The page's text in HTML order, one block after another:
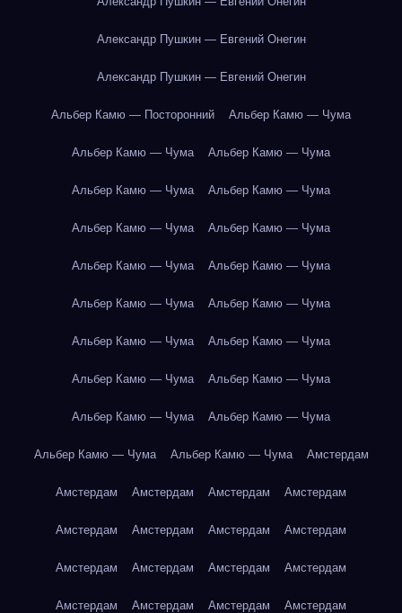
Александр Пушкин — Евгений Онегин
Александр Пушкин — Евгений Онегин
Альбер Камю — Посторонний Альбер Камю — Чума
Альбер Камю — Чума Альбер Камю — Чума
Альбер Камю — Чума Альбер Камю — Чума
Альбер Камю — Чума Альбер Камю — Чума
Альбер Камю — Чума Альбер Камю — Чума
Альбер Камю — Чума Альбер Камю — Чума
Альбер Камю — Чума Альбер Камю — Чума
Альбер Камю — Чума Альбер Камю — Чума
Альбер Камю — Чума Альбер Камю — Чума
Альбер Камю — Чума Альбер Камю — Чума Амстердам
Амстердам Амстердам Амстердам Амстердам
Амстердам Амстердам Амстердам Амстердам
Амстердам Амстердам Амстердам Амстердам
Амстердам Амстердам Амстердам Амстердам